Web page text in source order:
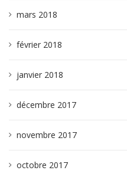
mars 2018
février 2018
janvier 2018
décembre 2017
novembre 2017
octobre 2017